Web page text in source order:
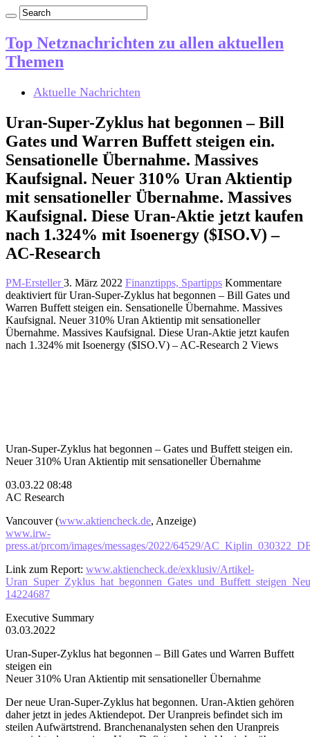
Top Netznachrichten zu allen aktuellen
Themen
Aktuelle Nachrichten
Uran-Super-Zyklus hat begonnen – Bill
Gates und Warren Buffett steigen ein.
Sensationelle Übernahme. Massives
Kaufsignal. Neuer 310% Uran Aktientip
mit sensationeller Übernahme. Massives
Kaufsignal. Diese Uran-Aktie jetzt kaufen
nach 1.324% mit Isoenergy ($ISO.V) –
AC-Research
PM-Ersteller3. März 2022 Finanztipps, Spartipps Kommentare
deaktiviert für Uran-Super-Zyklus hat begonnen – Bill Gates und
Warren Buffett steigen ein. Sensationelle Übernahme. Massives
Kaufsignal. Neuer 310% Uran Aktientip mit sensationeller
Übernahme. Massives Kaufsignal. Diese Uran-Aktie jetzt kaufen
nach 1.324% mit Isoenergy ($ISO.V) – AC-Research 2 Views
Uran-Super-Zyklus hat begonnen – Gates und Buffett steigen ein.
Neuer 310% Uran Aktientip mit sensationeller Übernahme
03.03.22 08:48
AC Research
Vancouver (www.aktiencheck.de, Anzeige)
www.irw-
press.at/prcom/images/messages/2022/64529/
Link zum Report: www.aktiencheck.de/exklusiv/Artikel-
14224687
Executive Summary
03.03.2022
Uran-Super-Zyklus hat begonnen – Bill Gates und Warren Buffett
steigen ein
Neuer 310% Uran Aktientip mit sensationeller Übernahme
Der neue Uran-Super-Zyklus hat begonnen. Uran-Aktien gehören
daher jetzt in jedes Aktiendepot. Der Uranpreis befindet sich im
steilen Aufwärtstrend. Branchenanalysten sehen den Uranpreis